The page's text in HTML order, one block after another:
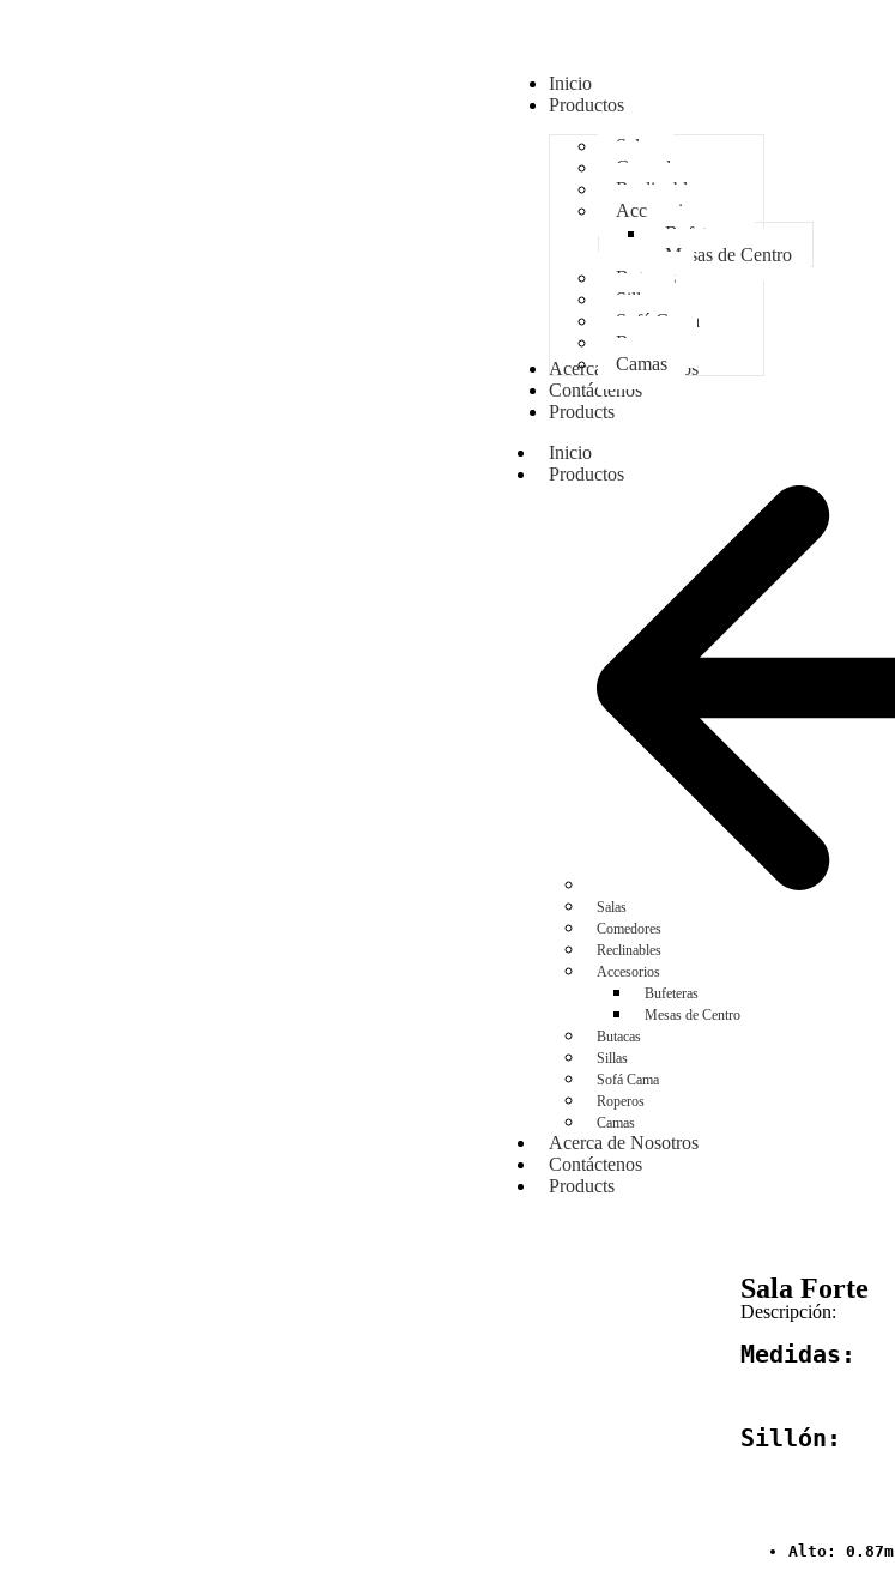
Inicio
Productos
Salas
Comedores
Reclinables
Accesorios
Bufeteras
Mesas de Centro
Butacas
Sillas
Sofá Cama
Roperos
Camas
Acerca de Nosotros
Contáctenos
Products
Inicio
Productos
Salas
Comedores
Reclinables
Accesorios
Bufeteras
Mesas de Centro
Butacas
Sillas
Sofá Cama
Roperos
Camas
Acerca de Nosotros
Contáctenos
Products
Sala Forte
Descripción:
Medidas:
Sillón:
Alto: 0.87m